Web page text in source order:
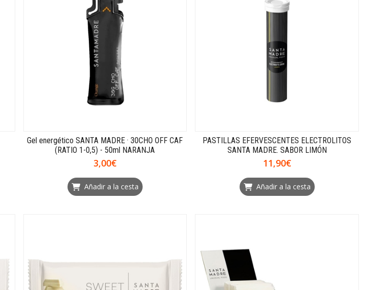
Gel energético SANTA MADRE · 30CHO OFF CAF
(RATIO 1-0,5) - 50ml NARANJA
3,00€
Añadir a la cesta
PASTILLAS EFERVESCENTES ELECTROLITOS
SANTA MADRE. SABOR LIMÓN
11,90€
Añadir a la cesta